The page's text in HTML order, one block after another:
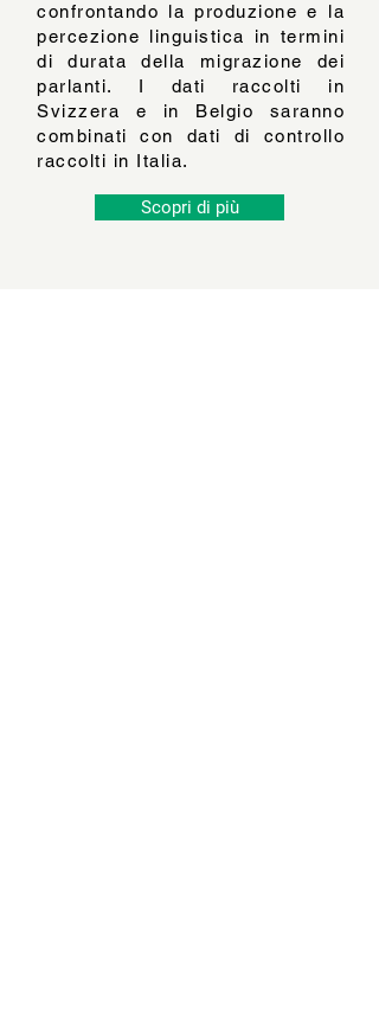
confrontando la produzione e la
percezione linguistica in termini
di durata della migrazione dei
parlanti. I dati raccolti in
Svizzera e in Belgio saranno
combinati con dati di controllo
raccolti in Italia.
Scopri di più